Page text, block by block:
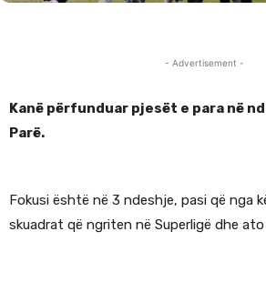
- Advertisement -
Kanë përfunduar pjesët e para në
Parë.
Fokusi është në 3 ndeshje, pasi që nga
skuadrat që ngriten në Superligë dhe ato